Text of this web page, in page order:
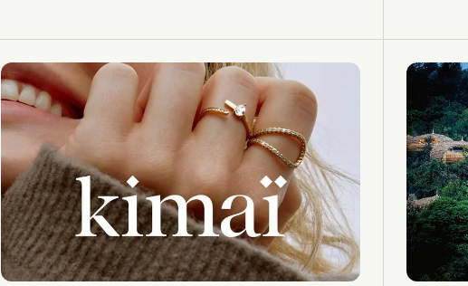
de Pharmacie de Bordeaux, leur révèle les vertus
exceptionnelles des polyphénols extraits des pépins de
raisin : de puissants antioxydants capables de protéger la
peau contre le vieillissement prématuré, et de combattre
les radicaux libres avec une efficacité inégalée. La
marque Caudalie naît en 1995. Son premier soin
antioxydant aux polyphénols de raisin rencontre un
succès immédiat.
après-
la
chic et